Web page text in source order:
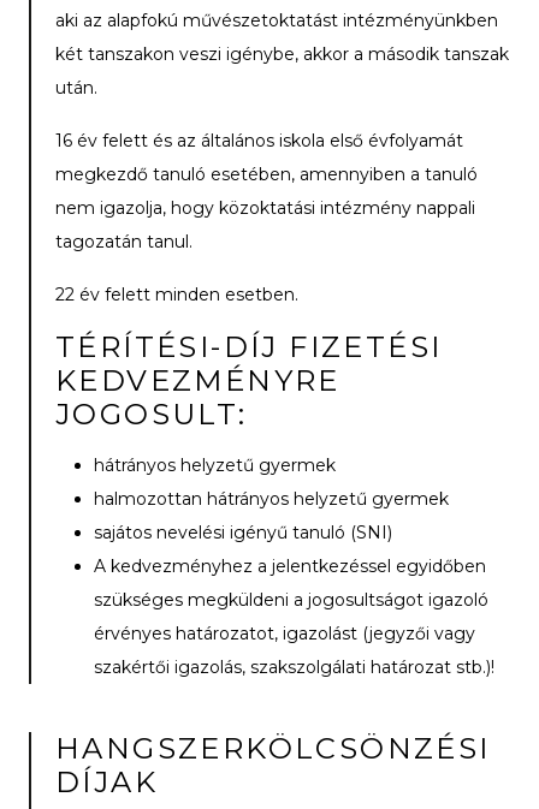
aki az alapfokú művészetoktatást intézményünkben
két tanszakon veszi igénybe, akkor a második tanszak
után.
16 év felett és az általános iskola első évfolyamát
megkezdő tanuló esetében, amennyiben a tanuló
nem igazolja, hogy közoktatási intézmény nappali
tagozatán tanul.
22 év felett minden esetben.
TÉRÍTÉSI-DÍJ FIZETÉSI
KEDVEZMÉNYRE
JOGOSULT:
hátrányos helyzetű gyermek
halmozottan hátrányos helyzetű gyermek
sajátos nevelési igényű tanuló (SNI)
A kedvezményhez a jelentkezéssel egyidőben
szükséges megküldeni a jogosultságot igazoló
érvényes határozatot, igazolást (jegyzői vagy
szakértői igazolás, szakszolgálati határozat stb.)!
HANGSZERKÖLCSÖNZÉSI
DÍJAK